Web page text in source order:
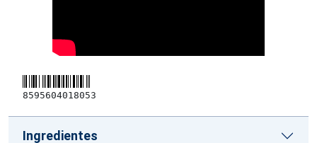
8595604018053
Ingredientes